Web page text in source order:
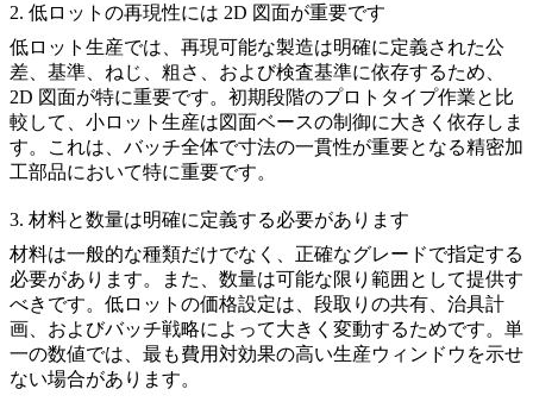
2. 低ロットの再現性には 2D 図面が重要です
低ロット生産では、再現可能な製造は明確に定義された公
差、基準、ねじ、粗さ、および検査基準に依存するため、
2D 図面が特に重要です。初期段階のプロトタイプ作業と比
較して、小ロット生産は図面ベースの制御に大きく依存しま
す。これは、バッチ全体で寸法の一貫性が重要となる精密加
工部品において特に重要です。
3. 材料と数量は明確に定義する必要があります
材料は一般的な種類だけでなく、正確なグレードで指定する
必要があります。また、数量は可能な限り範囲として提供す
べきです。低ロットの価格設定は、段取りの共有、治具計
画、およびバッチ戦略によって大きく変動するためです。単
一の数値では、最も費用対効果の高い生産ウィンドウを示せ
ない場合があります。